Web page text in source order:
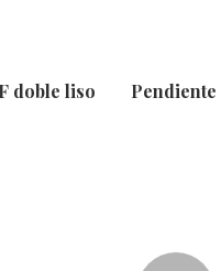
doble liso